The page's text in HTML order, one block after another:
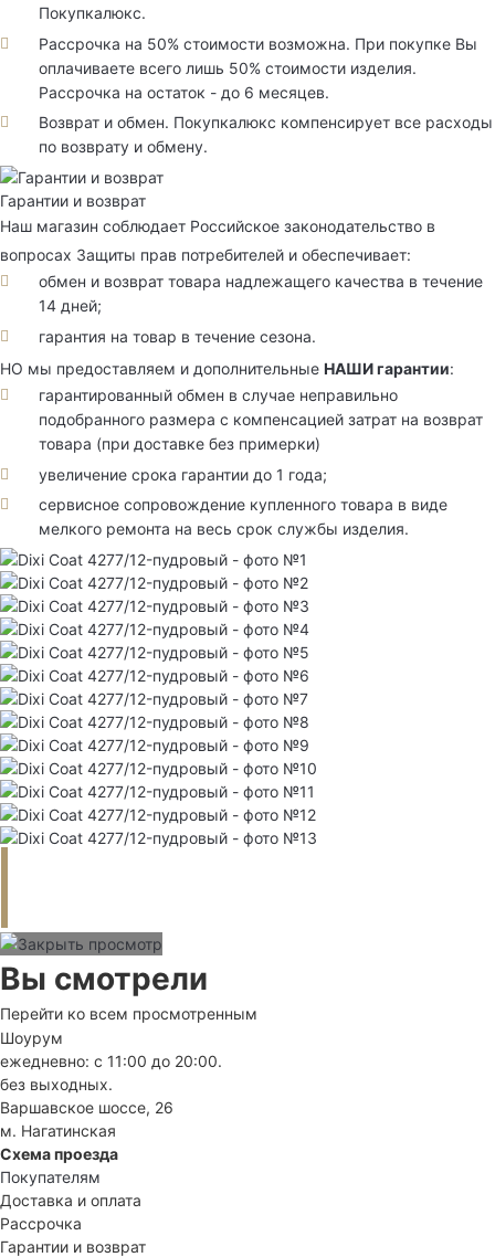
Покупкалюкс.
Рассрочка на 50% стоимости возможна. При покупке Вы
оплачиваете всего лишь 50% стоимости изделия.
Рассрочка на остаток - до 6 месяцев.
Возврат и обмен. Покупкалюкс компенсирует все расходы
по возврату и обмену.
Гарантии и возврат
Наш магазин соблюдает Российское законодательство в
вопросах Защиты прав потребителей и обеспечивает:
обмен и возврат товара надлежащего качества в течение
14 дней;
гарантия на товар в течение сезона.
НО мы предоставляем и дополнительные НАШИ гарантии:
гарантированный обмен в случае неправильно
подобранного размера с компенсацией затрат на возврат
товара (при доставке без примерки)
увеличение срока гарантии до 1 года;
сервисное сопровождение купленного товара в виде
мелкого ремонта на весь срок службы изделия.
Вы смотрели
Перейти ко всем просмотренным
Шоурум
ежедневно: с 11:00 до 20:00.
без выходных.
Варшавское шоссе, 26
м. Нагатинская
Схема проезда
Покупателям
Доставка и оплата
Рассрочка
Гарантии и возврат